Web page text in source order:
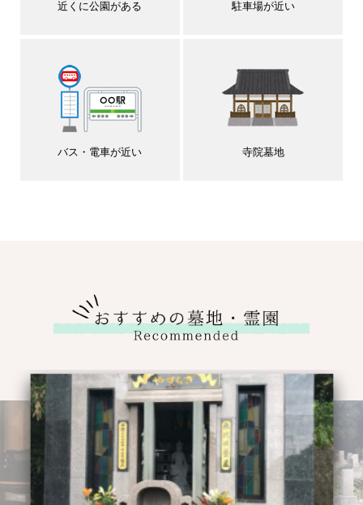
近くに公園がある 駐車場が近い
バス・電車が近い 寺院墓地